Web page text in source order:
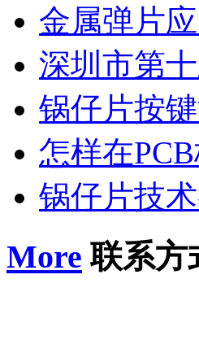
金属弹片
深圳市第
锅仔片按
怎样在
锅仔片技
More 联系方